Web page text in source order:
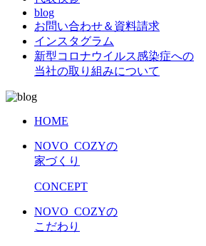
blog
お問い合わせ＆資料請求
インスタグラム
新型コロナウイルス感染症への
当社の取り組みについて
HOME
NOVO_COZYの
家づくり
CONCEPT
NOVO_COZYの
こだわり